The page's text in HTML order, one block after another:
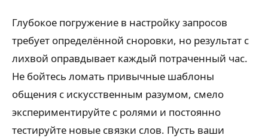
Глубокое погружение в настройку запросов
требует определённой сноровки, но результат с
лихвой оправдывает каждый потраченный час.
Не бойтесь ломать привычные шаблоны
общения с искусственным разумом, смело
экспериментируйте с ролями и постоянно
тестируйте новые связки слов. Пусть ваши